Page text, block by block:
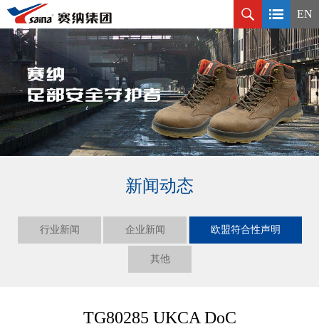
EN
新闻动态
行业新闻 企业新闻 欧盟符合性声明
其他
TG80285 UKCA DoC